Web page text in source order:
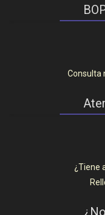
Consulta
¿Tiene